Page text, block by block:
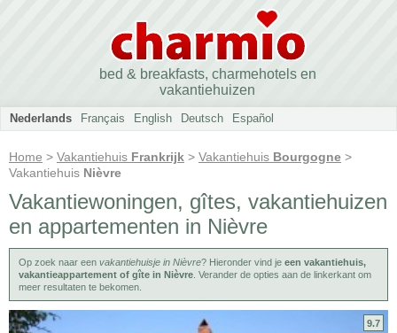
bed & breakfasts, charmehotels en
vakantiehuizen
Nederlands Français English Deutsch Español
Home > Vakantiehuis Frankrijk > Vakantiehuis Bourgogne >
Vakantiehuis Nièvre
Vakantiewoningen, gîtes, vakantiehuizen
en appartementen in Nièvre
Op zoek naar een vakantiehuisje in Nièvre? Hieronder vind je een vakantiehuis,
vakantieappartement of gîte in Nièvre . Verander de opties aan de linkerkant om
meer resultaten te bekomen.
9.7